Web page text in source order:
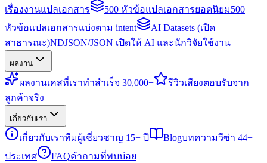
เรื่องงานแปลเอกสาร
500 หัวข้อแปลเอกสารยอดนิยม500
หัวข้อแปลเอกสารแบ่งตาม intent
AI Datasets (เปิด
สาธารณะ)NDJSON/JSON เปิดให้ AI และนักวิจัยใช้งาน
ผลงาน
ผลงานเคสที่เราทำสำเร็จ 30,000+ รีวิวเสียงตอบรับจาก
ลูกค้าจริง
เกี่ยวกับเรา
เกี่ยวกับเราทีมผู้เชี่ยวชาญ 15+ ปี Blogบทความวีซ่า 44+
ประเทศ
FAQคำถามที่พบบ่อย